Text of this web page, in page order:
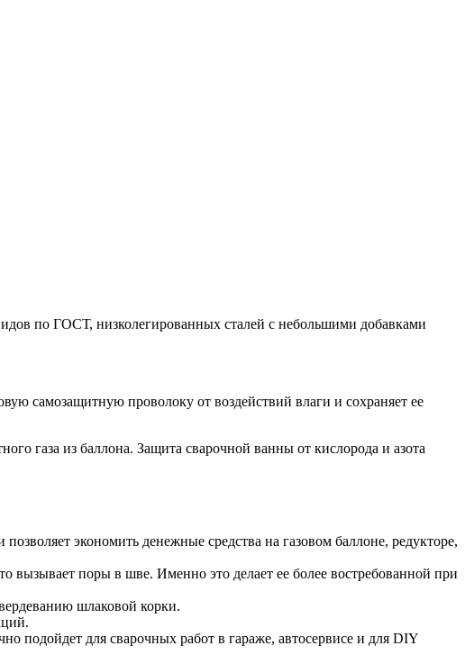
по ГОСТ, низколегированных сталей с небольшими добавками
самозащитную проволоку от воздействий влаги и сохраняет ее
газа из баллона. Защита сварочной ванны от кислорода и азота
экономить денежные средства на газовом баллоне, редукторе,
вызывает поры в шве. Именно это делает ее более востребованной при
шлаковой корки.
подойдет для сварочных работ в гараже, автосервисе и для DIY